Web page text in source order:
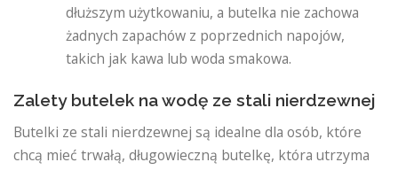
dłuższym użytkowaniu, a butelka nie zachowa
żadnych zapachów z poprzednich napojów,
takich jak kawa lub woda smakowa.
Zalety butelek na wodę ze stali nierdzewnej
Butelki ze stali nierdzewnej są idealne dla osób, które
chcą mieć trwałą, długowieczną butelkę, która utrzyma